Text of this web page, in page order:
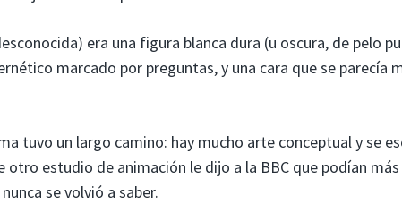
era una figura blanca dura (u oscura, de pelo
marcado por preguntas, y una cara que se parecía
tuvo un largo camino: hay mucho arte conceptual y se
otro estudio de animación le dijo a la BBC que podían
se volvió a saber.